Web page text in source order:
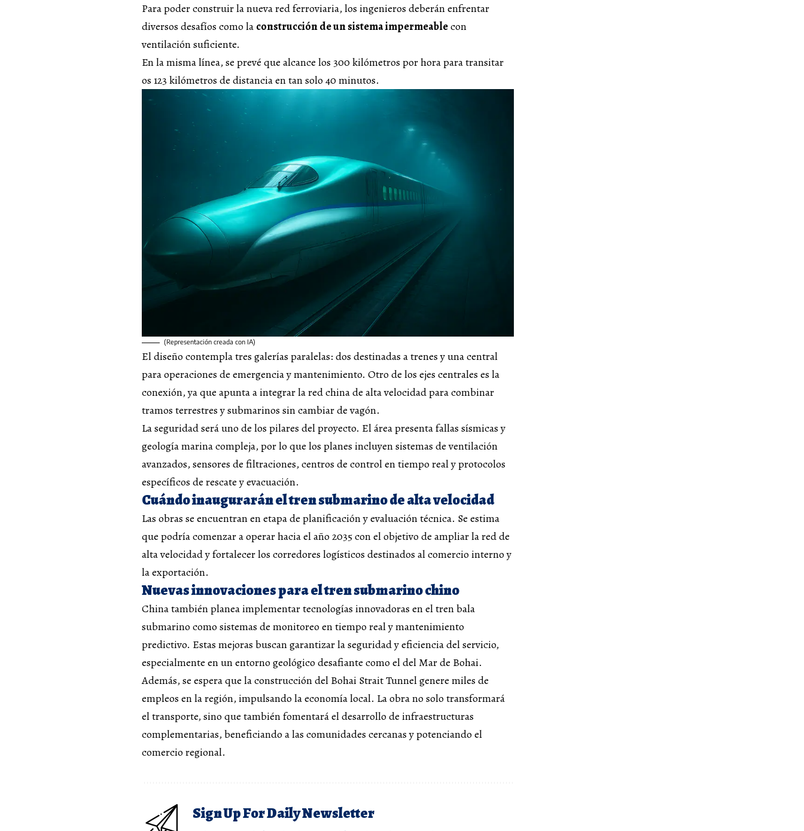
Para poder construir la nueva red ferroviaria, los ingenieros deberán enfrentar
diversos desafíos como la construcción de un sistema impermeablecon
ventilación suficiente.
En la misma línea, se prevé que alcance los 300 kilómetros por hora para transitar
os 123 kilómetros de distancia en tan solo 40 minutos.
(Representación creada con IA)
El diseño contempla tres galerías paralelas: dos destinadas a trenes y una central
para operaciones de emergencia y mantenimiento. Otro de los ejes centrales es la
conexión, ya que apunta a integrar la red china de alta velocidad para combinar
tramos terrestres y submarinos sin cambiar de vagón.
La seguridad será uno de los pilares del proyecto. El área presenta fallas sísmicas y
geología marina compleja, por lo que los planes incluyen sistemas de ventilación
avanzados, sensores de filtraciones, centros de control en tiempo real y protocolos
específicos de rescate y evacuación.
Cuándo inaugurarán el tren submarino de alta velocidad
Las obras se encuentran en etapa de planificación y evaluación técnica. Se estima
que podría comenzar a operar hacia el año 2035 con el objetivo de ampliar la red de
alta velocidad y fortalecer los corredores logísticos destinados al comercio interno y
la exportación.
Nuevas innovaciones para el tren submarino chino
China también planea implementar tecnologías innovadoras en el tren bala
submarino como sistemas de monitoreo en tiempo real y mantenimiento
predictivo. Estas mejoras buscan garantizar la seguridad y eficiencia del servicio,
especialmente en un entorno geológico desafiante como el del Mar de Bohai.
Además, se espera que la construcción del Bohai Strait Tunnel genere miles de
empleos en la región, impulsando la economía local. La obra no solo transformará
el transporte, sino que también fomentará el desarrollo de infraestructuras
complementarias, beneficiando a las comunidades cercanas y potenciando el
comercio regional.
Sign Up For Daily Newsletter